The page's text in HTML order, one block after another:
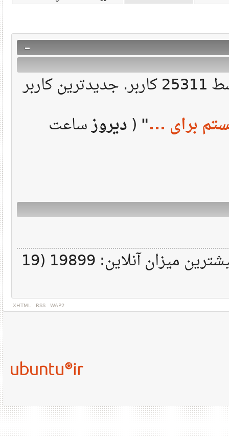
430072 ارسال در 50163 موضوع توسط 25311 کاربر. جدیدترین کاربر
برای ..."
( دیروزساعت
. بیشترین میزان آنلاین: 19899 (19
XHTML RSS WAP2